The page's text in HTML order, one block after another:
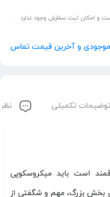
و امکان ثبت سفارش وجود ندارد
موجودی و آخرین قیمت تماس
توضیحات تکمیلی
است باید میکروسکوپی
بخش بزرگ، مهم و شگفتی از